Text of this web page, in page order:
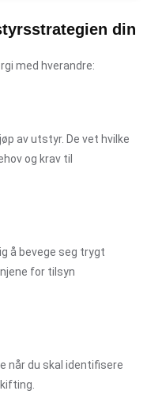
din
med hverandre:
av utstyr. De vet hvilke
og krav til
å bevege seg trygt
for tilsyn
når du skal identifisere